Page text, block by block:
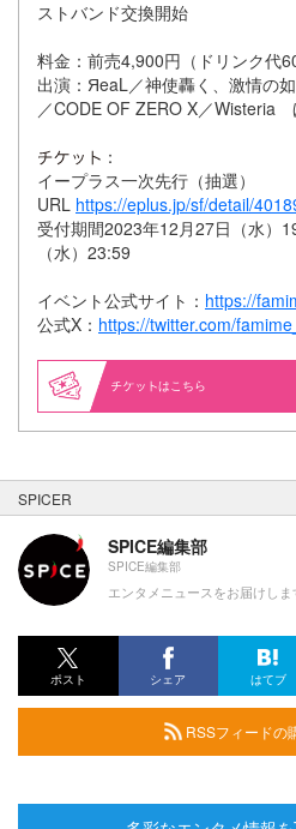
ストバンド交換開始
料金：前売4,900円（ドリンク代
出演：ЯeaL／神使轟く、激情の
／CODE OF ZERO X／Wisteria
：
イープラス一次先行（抽選）
URL https://eplus.jp/sf/detail/
受付期間2023年12月27日（水）
（水）23:59
イベント公式サイト： https://
公式X： https://twitter.com/
はこちら
SPICER
SPICE編集部
SPICE編集部
エンタメニュースをお届けしま
ポスト シェア はてブ
RSSフィードの